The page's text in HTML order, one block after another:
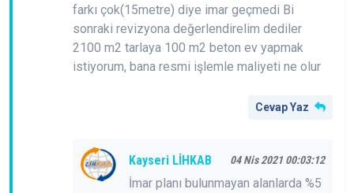
farkı çok(15metre) diye imar geçmedi Bi
sonraki revizyona değerlendirelim dediler
2100 m2 tarlaya 100 m2 beton ev yapmak
istiyorum, bana resmi işlemle maliyeti ne olur
Cevap Yaz
Kayseri LİHKAB 04 Nis 2021 00:03:12
İmar planı bulunmayan alanlarda %5